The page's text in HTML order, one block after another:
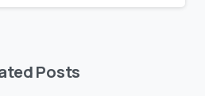
Posts